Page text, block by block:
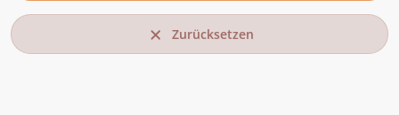
Zurücksetzen